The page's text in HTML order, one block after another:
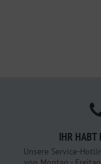
IHR HABT
Unsere Service-